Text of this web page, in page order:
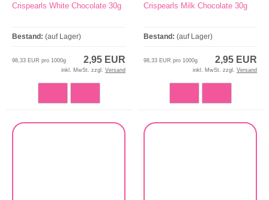
Crispearls White Chocolate 30g
Bestand: (auf Lager)
2,95 EUR
98,33 EUR pro 1000g
inkl. MwSt. zzgl. Versand
Crispearls Milk Chocolate 30g
Bestand: (auf Lager)
2,95 EUR
98,33 EUR pro 1000g
inkl. MwSt. zzgl. Versand